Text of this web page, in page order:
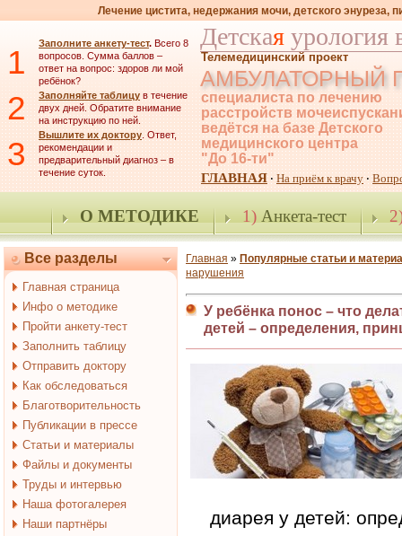
Лечение цистита, недержания мочи, детского энуреза,
1 Заполните анкету-тест. Всего 8
вопросов. Сумма баллов –
ответ на вопрос: здоров ли мой
ребёнок?
2 Заполняйте таблицу в течение
двух дней. Обратите внимание
на инструкцию по ней.
3 Вышлите их доктору. Ответ,
рекомендации и
предварительный диагноз – в
течение суток.
Детская урология
Телемедицинский проект
АМБУЛАТОРНЫЙ
специалиста по лечению
расстройств
ведётся на базе Детского
медицинского центра
"До 16-ти"
ГЛАВНАЯ · На приём к врачу ·
О МЕТОДИКЕ 1)Анкета-тест
Все разделы
Главная страница
Инфо о методике
Пройти анкету-тест
Заполнить таблицу
Отправить доктору
Как обследоваться
Благотворительность
Публикации в прессе
Статьи и материалы
Файлы и документы
Труды и интервью
Наша фотогалерея
Наши партнёры
Главная » Популярные статьи и
нарушения
У ребёнка понос – что
детей – определения,
диарея у детей: